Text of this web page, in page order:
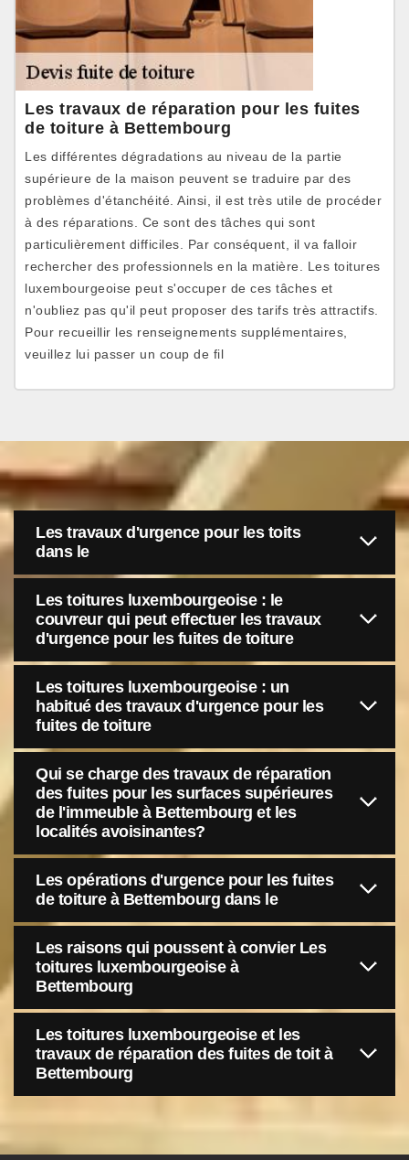
Les travaux de réparation pour les fuites
de toiture à Bettembourg
Les différentes dégradations au niveau de la partie
supérieure de la maison peuvent se traduire par des
problèmes d'étanchéité. Ainsi, il est très utile de procéder
à des réparations. Ce sont des tâches qui sont
particulièrement difficiles. Par conséquent, il va falloir
rechercher des professionnels en la matière. Les toitures
luxembourgeoise peut s'occuper de ces tâches et
n'oubliez pas qu'il peut proposer des tarifs très attractifs.
Pour recueillir les renseignements supplémentaires,
veuillez lui passer un coup de fil
Les travaux d'urgence pour les toits
dans le
Les toitures luxembourgeoise : le
couvreur qui peut effectuer les travaux
d'urgence pour les fuites de toiture
Les toitures luxembourgeoise : un
habitué des travaux d'urgence pour les
fuites de toiture
Qui se charge des travaux de réparation
des fuites pour les surfaces supérieures
de l'immeuble à Bettembourg et les
localités avoisinantes?
Les opérations d'urgence pour les fuites
de toiture à Bettembourg dans le
Les raisons qui poussent à convier Les
toitures luxembourgeoise à
Bettembourg
Les toitures luxembourgeoise et les
travaux de réparation des fuites de toit à
Bettembourg